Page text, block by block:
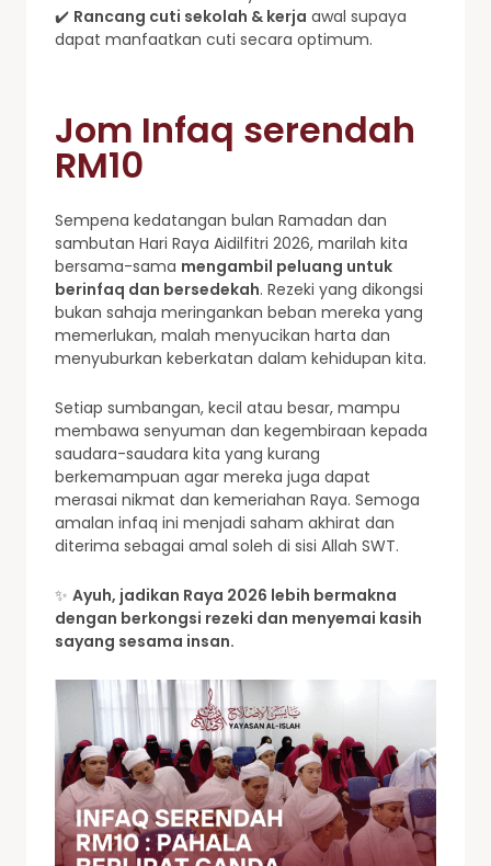
✔️ Rancang cuti sekolah & kerja awal supaya
dapat manfaatkan cuti secara optimum.
Jom Infaq serendah
RM10
Sempena kedatangan bulan Ramadan dan
sambutan Hari Raya Aidilfitri 2026, marilah kita
bersama-sama mengambil peluang untuk
berinfaq dan bersedekah. Rezeki yang dikongsi
bukan sahaja meringankan beban mereka yang
memerlukan, malah menyucikan harta dan
menyuburkan keberkatan dalam kehidupan kita.
Setiap sumbangan, kecil atau besar, mampu
membawa senyuman dan kegembiraan kepada
saudara-saudara kita yang kurang
berkemampuan agar mereka juga dapat
merasai nikmat dan kemeriahan Raya. Semoga
amalan infaq ini menjadi saham akhirat dan
diterima sebagai amal soleh di sisi Allah SWT.
✨ Ayuh, jadikan Raya 2026 lebih bermakna
dengan berkongsi rezeki dan menyemai kasih
sayang sesama insan.